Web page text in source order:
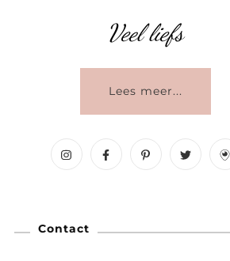
Veel liefs
Lees meer...
Contact